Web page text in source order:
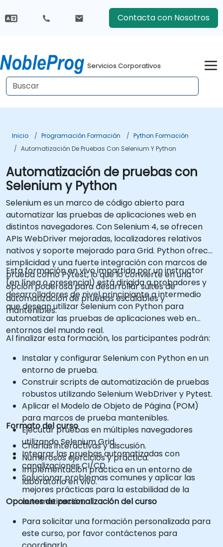
Contacta con Nosotros
Servicios Corporativos
Inicio Programación Formación
Python Formación
Automatización De Pruebas Con Selenium Y Python
Automatización de pruebas con
Selenium y Python
Selenium es un marco de código abierto para
automatizar las pruebas de aplicaciones web en
distintos navegadores. Con Selenium 4, se ofrecen
APIs WebDriver mejoradas, localizadores relativos
nativos y soporte mejorado para Grid. Python ofrece
simplicidad y una fuerte integración con marcos de
prueba como Pytest, lo que lo convierte en una
opción poderosa para desarrollar suites de
automatización de pruebas escalables y
mantenibles.
Esta formación en vivo impartida por un instructor
(en línea o presencial) está dirigida a probadores y
desarrolladores de nivel principiante a intermedio
que desean utilizar Selenium con Python para
automatizar las pruebas de aplicaciones web en
entornos del mundo real.
Al finalizar esta formación, los participantes podrán:
Instalar y configurar Selenium con Python en un
entorno de prueba.
Construir scripts de automatización de pruebas
robustos utilizando Selenium WebDriver y Pytest.
Aplicar el Modelo de Objeto de Página (POM)
para marcos de prueba mantenibles.
Ejecutar pruebas en múltiples navegadores
utilizando Selenium Grid.
Integrar las pruebas automatizadas con
canalizaciones CI/CD.
Solucionar problemas comunes y aplicar las
mejores prácticas para la estabilidad de la
automatización.
Formato del curso
Charlas interactivas y discusión.
Numerosos ejercicios y práctica.
Implementación práctica en un entorno de
laboratorio en vivo.
Opciones de personalización del curso
Para solicitar una formación personalizada para
este curso, por favor contáctenos para